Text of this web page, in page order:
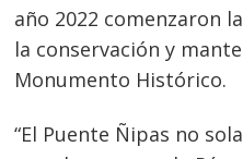
año 2022 comenzaron
la conservación y
Monumento Histórico.
“El Puente Ñipas no